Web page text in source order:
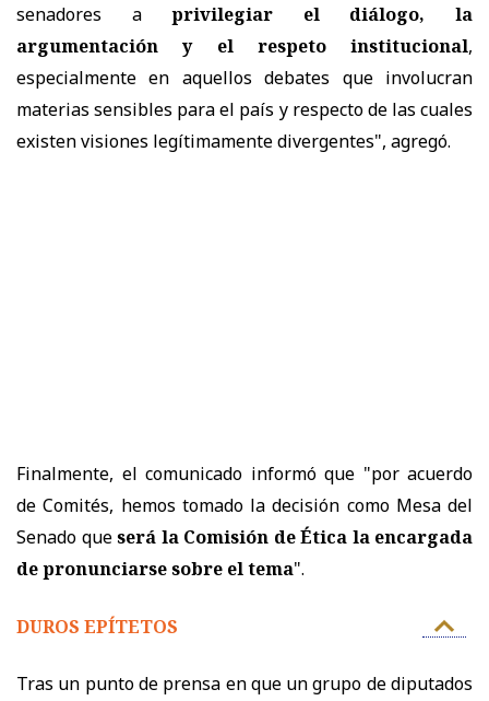
senadores aprivilegiar el diálogo, la
argumentación y el respeto institucional,
especialmente en aquellos debates que involucran
materias sensibles para el país y respecto de las cuales
existen visiones legítimamente divergentes", agregó.
Finalmente, el comunicado informó que "por acuerdo
de Comités, hemos tomado la decisión como Mesa del
Senado queserá la Comisión de Ética la encargada
de pronunciarse sobre el tema".
DUROS EPÍTETOS
Tras un punto de prensa en que un grupo de diputados